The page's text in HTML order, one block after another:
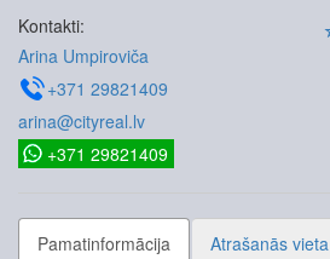
Kontakti:
Arina Umpiroviča
+371 29821409
arina@cityreal.lv
+371 29821409
Pamatinformācija Atrašanās vieta